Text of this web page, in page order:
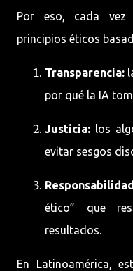
Por eso, cada vez
principios éticos
Transparencia:
por qué la IA
Justicia: los
evitar sesgos
ético” que
resultados.
En Latinoamérica,